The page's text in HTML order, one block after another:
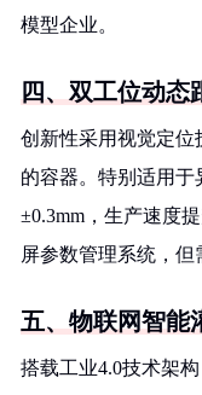
模型企业。
四、双工位动态
创新性采用视觉定位
的容器。特别适用
±0.3mm，生产速度
屏参数管理系统，但
五、物联网智能
搭载工业4.0技术架